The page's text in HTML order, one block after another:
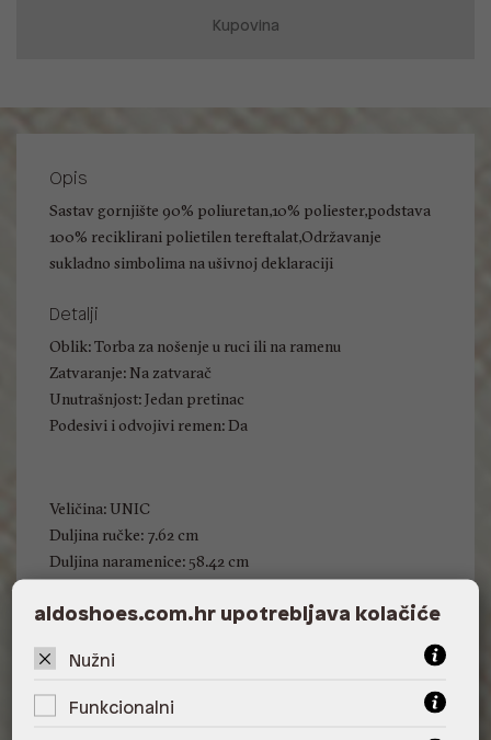
Kupovina
Opis
Sastav gornjište 90% poliuretan,10% poliester,podstava
100% reciklirani polietilen tereftalat,Održavanje
sukladno simbolima na ušivnoj deklaraciji
Detalji
Oblik: Torba za nošenje u ruci ili na ramenu
Zatvaranje: Na zatvarač
Unutrašnjost: Jedan pretinac
Podesivi i odvojivi remen: Da
Veličina: UNIC
Duljina ručke: 7.62 cm
Duljina naramenice: 58.42 cm
Širina: 27 cm
aldoshoes.com.hr upotrebljava kolačiće
Nužni
Funkcionalni